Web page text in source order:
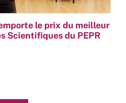
le prix du meilleur
Scientifiques du PEPR